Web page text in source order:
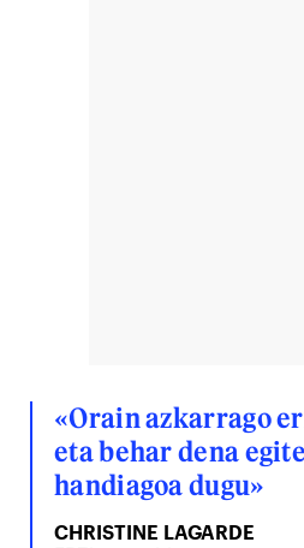
«Orain azkarrago
eta behar dena
handiagoa dugu»
CHRISTINE LAGARDE